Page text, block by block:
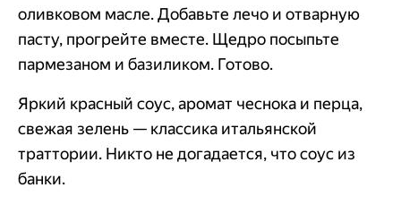
оливковом масле. Добавьте лечо и отварную
пасту, прогрейте вместе. Щедро посыпьте
пармезаном и базиликом. Готово.
Яркий красный соус, аромат чеснока и перца,
свежая зелень — классика итальянской
траттории. Никто не догадается, что соус из
банки.